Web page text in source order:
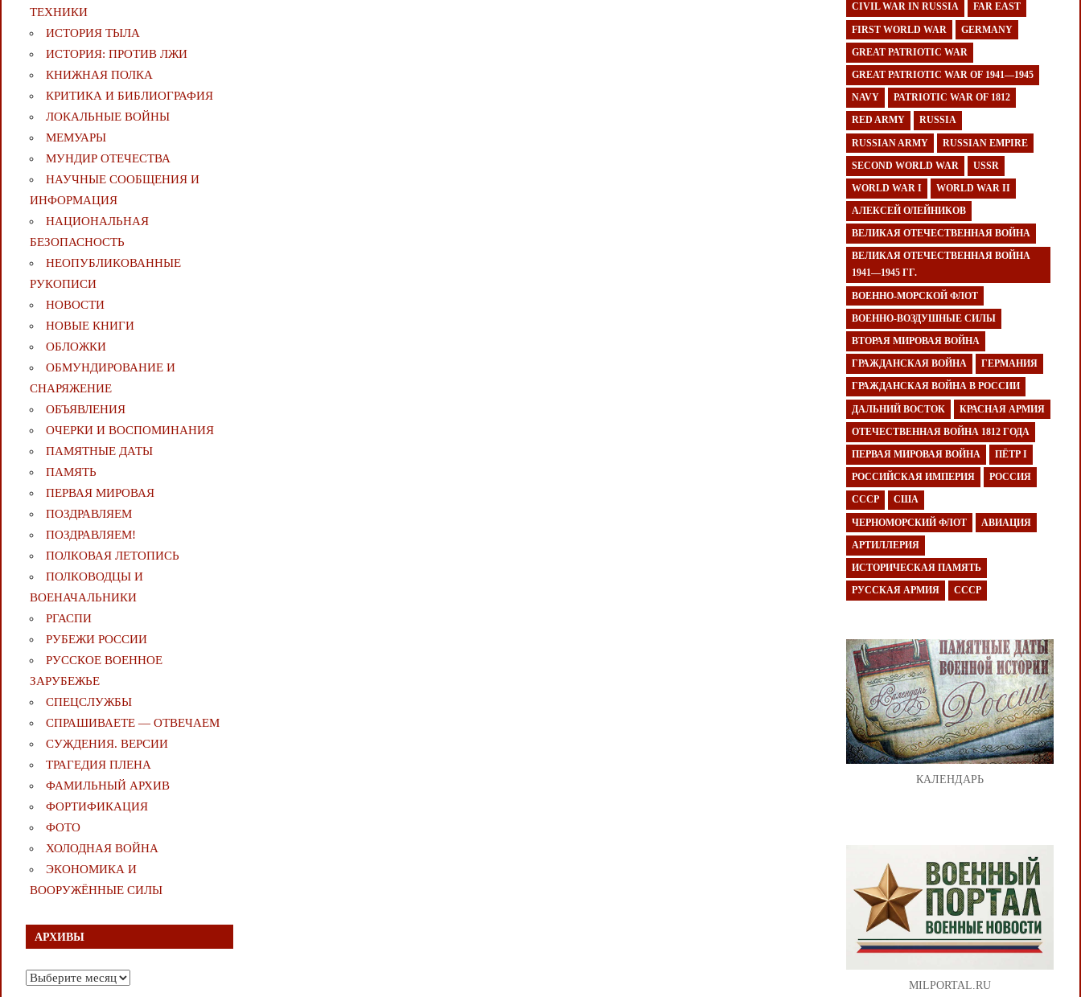
ТЕХНИКИ
ИСТОРИЯ ТЫЛА
ИСТОРИЯ: ПРОТИВ ЛЖИ
КНИЖНАЯ ПОЛКА
КРИТИКА И БИБЛИОГРАФИЯ
ЛОКАЛЬНЫЕ ВОЙНЫ
МЕМУАРЫ
МУНДИР ОТЕЧЕСТВА
НАУЧНЫЕ СООБЩЕНИЯ И
ИНФОРМАЦИЯ
НАЦИОНАЛЬНАЯ
БЕЗОПАСНОСТЬ
НЕОПУБЛИКОВАННЫЕ
РУКОПИСИ
НОВОСТИ
НОВЫЕ КНИГИ
ОБЛОЖКИ
ОБМУНДИРОВАНИЕ И
СНАРЯЖЕНИЕ
ОБЪЯВЛЕНИЯ
ОЧЕРКИ И ВОСПОМИНАНИЯ
ПАМЯТНЫЕ ДАТЫ
ПАМЯТЬ
ПЕРВАЯ МИРОВАЯ
ПОЗДРАВЛЯЕМ
ПОЗДРАВЛЯЕМ!
ПОЛКОВАЯ ЛЕТОПИСЬ
ПОЛКОВОДЦЫ И
ВОЕНАЧАЛЬНИКИ
РГАСПИ
РУБЕЖИ РОССИИ
РУССКОЕ ВОЕННОЕ
ЗАРУБЕЖЬЕ
СПЕЦСЛУЖБЫ
СПРАШИВАЕТЕ — ОТВЕЧАЕМ
СУЖДЕНИЯ. ВЕРСИИ
ТРАГЕДИЯ ПЛЕНА
ФАМИЛЬНЫЙ АРХИВ
ФОРТИФИКАЦИЯ
ФОТО
ХОЛОДНАЯ ВОЙНА
ЭКОНОМИКА И
ВООРУЖЁННЫЕ СИЛЫ
АРХИВЫ
Архивы
CIVIL WAR IN RUSSIA FAR EAST
FIRST WORLD WAR GERMANY
GREAT PATRIOTIC WAR
GREAT PATRIOTIC WAR OF 1941—1945
NAVY PATRIOTIC WAR OF 1812
RED ARMY RUSSIA
RUSSIAN ARMY RUSSIAN EMPIRE
SECOND WORLD WAR USSR
WORLD WAR I WORLD WAR II
АЛЕКСЕЙ ОЛЕЙНИКОВ
ВЕЛИКАЯ ОТЕЧЕСТВЕННАЯ ВОЙНА
ВЕЛИКАЯ ОТЕЧЕСТВЕННАЯ ВОЙНА
1941—1945 ГГ.
ВОЕННО-МОРСКОЙ ФЛОТ
ВОЕННО-ВОЗДУШНЫЕ СИЛЫ
ВТОРАЯ МИРОВАЯ ВОЙНА
ГРАЖДАНСКАЯ ВОЙНА ГЕРМАНИЯ
ГРАЖДАНСКАЯ ВОЙНА В РОССИИ
ДАЛЬНИЙ ВОСТОК КРАСНАЯ АРМИЯ
ОТЕЧЕСТВЕННАЯ ВОЙНА 1812 ГОДА
ПЕРВАЯ МИРОВАЯ ВОЙНА ПЁТР I
РОССИЙСКАЯ ИМПЕРИЯ РОССИЯ
СССР США
ЧЕРНОМОРСКИЙ ФЛОТ АВИАЦИЯ
АРТИЛЛЕРИЯ
ИСТОРИЧЕСКАЯ ПАМЯТЬ
РУССКАЯ АРМИЯ СССР
КАЛЕНДАРЬ
MILPORTAL.RU